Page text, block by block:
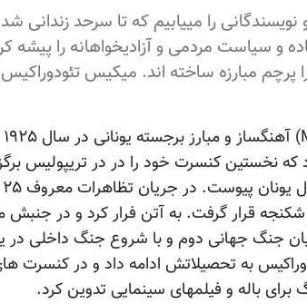
نویسندگانی را مییابیم که تا سرحد زندانی
سیاست مردمی و آزادیخواهانه را پیشه
پرچم مبارزه ساخته اند. میکیس تئودوراکیس
نخستين کنسرت خود را در در تريپوليس
شکنجه قرار گرفت. به آتن فرار کرد و در
پايان جنگ جهانی دوم و با شروع جنگ داخلی
به تحصيلاتش ادامه داد و در کنسرت
باله و فيلمهای سينمايی تدوين کرد.